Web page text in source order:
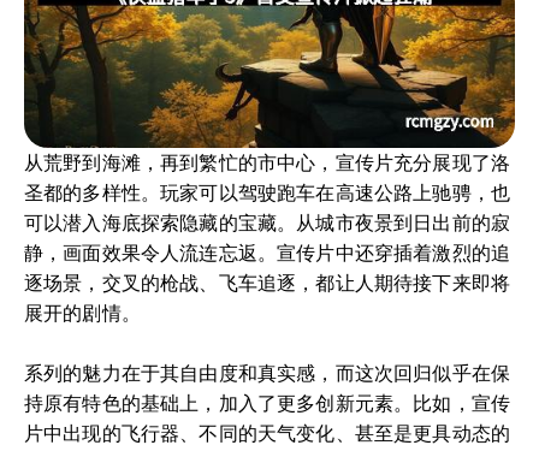
从荒野到海滩，再到繁忙的市中心，宣传片充分展现了洛
圣都的多样性。玩家可以驾驶跑车在高速公路上驰骋，也
可以潜入海底探索隐藏的宝藏。从城市夜景到日出前的寂
静，画面效果令人流连忘返。宣传片中还穿插着激烈的追
逐场景，交叉的枪战、飞车追逐，都让人期待接下来即将
展开的剧情。
系列的魅力在于其自由度和真实感，而这次回归似乎在保
持原有特色的基础上，加入了更多创新元素。比如，宣传
片中出现的飞行器、不同的天气变化、甚至是更具动态的